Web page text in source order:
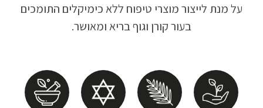
על מנת לייצור מוצרי טיפוח ללא כימיקלים התומכים
בעור קורן וגוף בריא ומאושר.